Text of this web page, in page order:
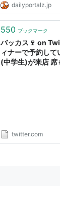
dailyportalz.jp
550 ブックマーク
バッカス🍷 on
ィナーで予約して
(中学生)が来店 席
け付けていないの
https://t.co/
twitter.com